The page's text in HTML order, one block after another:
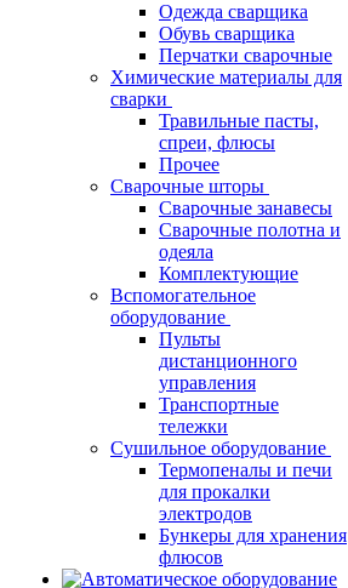
Одежда сварщика
Обувь сварщика
Перчатки сварочные
Химические материалы для
сварки
Травильные пасты,
спреи, флюсы
Прочее
Сварочные шторы
Сварочные занавесы
Сварочные полотна и
одеяла
Комплектующие
Вспомогательное
оборудование
Пульты
дистанционного
управления
Транспортные
тележки
Сушильное оборудование
Термопеналы и печи
для прокалки
электродов
Бункеры для хранения
флюсов